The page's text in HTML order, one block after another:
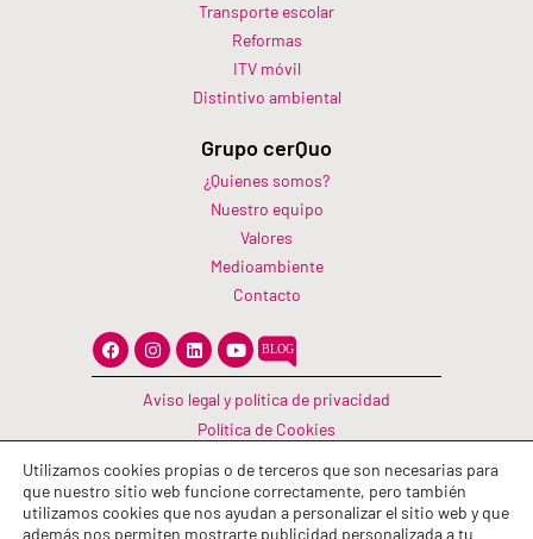
Transporte escolar
Reformas
ITV móvil
Distintivo ambiental
Grupo cerQuo
¿Quienes somos?
Nuestro equipo
Valores
Medioambiente
Contacto
F
a
c
o
k
I
n
s
t
a
r
a
m
L
i
n
k
e
d
i
n
Y
o
u
t
u
b
e
Aviso legal y política de privacidad
Política de Cookies
Política de calidad
Utilizamos cookies propias o de terceros que son necesarias para
que nuestro sitio web funcione correctamente, pero también
utilizamos cookies que nos ayudan a personalizar el sitio web y que
además nos permiten mostrarte publicidad personalizada a tu